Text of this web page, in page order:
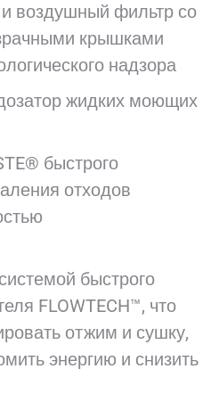
воздушный фильтр со
крышками
надзора
жидких моющих
быстрого
отходов
быстрого
FLOWTECH™, что
отжим и сушку,
энергию и снизить